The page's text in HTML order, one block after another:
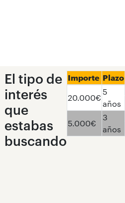
El tipo de
interés
que
estabas
buscando
Importe Plazo
20.000€
5
años
5.000€
3
años